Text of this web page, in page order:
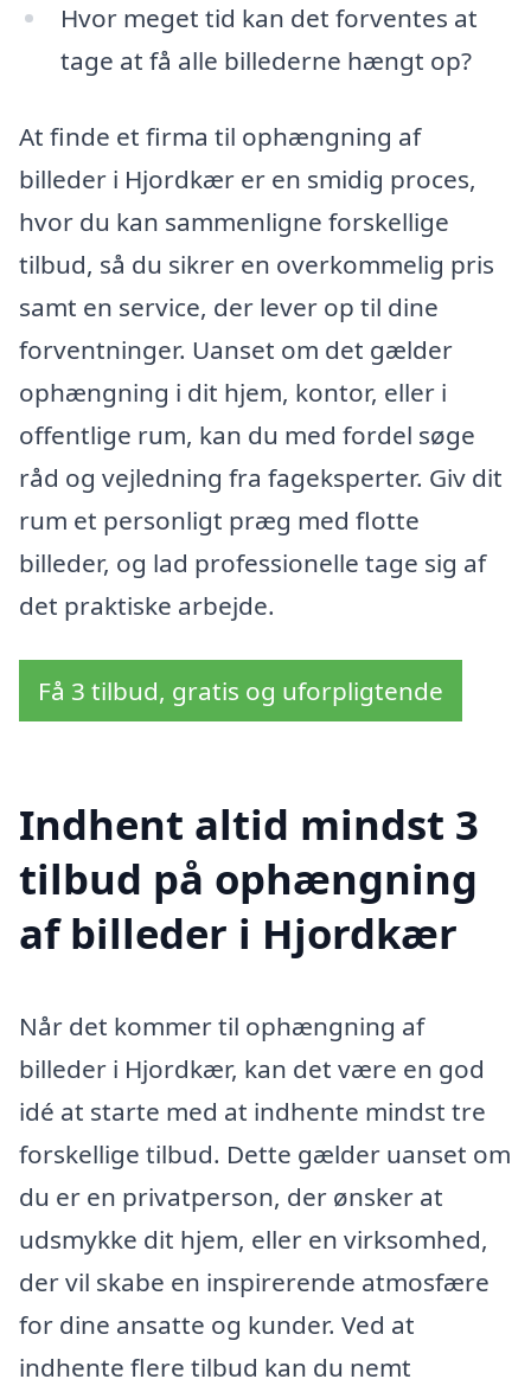
Hvor meget tid kan det forventes at
tage at få alle billederne hængt op?
At finde et firma til ophængning af
billeder i Hjordkær er en smidig proces,
hvor du kan sammenligne forskellige
tilbud, så du sikrer en overkommelig pris
samt en service, der lever op til dine
forventninger. Uanset om det gælder
ophængning i dit hjem, kontor, eller i
offentlige rum, kan du med fordel søge
råd og vejledning fra fageksperter. Giv dit
rum et personligt præg med flotte
billeder, og lad professionelle tage sig af
det praktiske arbejde.
Få 3 tilbud, gratis og uforpligtende
Indhent altid mindst 3
tilbud på ophængning
af billeder i Hjordkær
Når det kommer til ophængning af
billeder i Hjordkær, kan det være en god
idé at starte med at indhente mindst tre
forskellige tilbud. Dette gælder uanset om
du er en privatperson, der ønsker at
udsmykke dit hjem, eller en virksomhed,
der vil skabe en inspirerende atmosfære
for dine ansatte og kunder. Ved at
indhente flere tilbud kan du nemt